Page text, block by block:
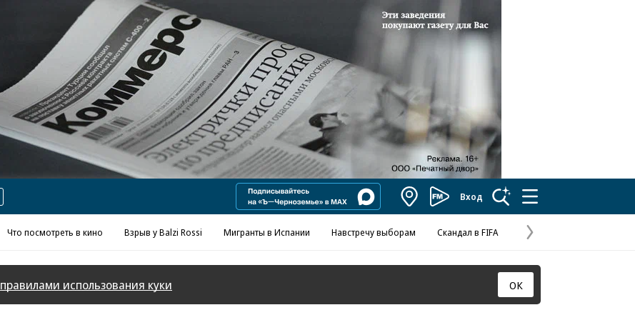
Реклама в «Ъ» www.kommersant.ru/ad
КоммерсантъВход
Что посмотреть в кино Взрыв у Balzi Rossi Мигранты в Испании Навстречу выборам Скандал в FIFA
Следующая
страница
правилами использования куки ОК